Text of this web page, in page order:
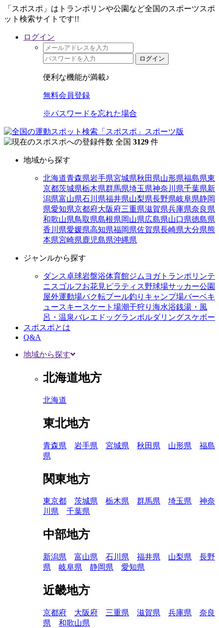
「スポスポ」はトランポリンや公園など全国のスポーツスポ
ット検索サイトです!!
ログイン
ログイン
便利な機能が満載♪
無料会員登録
※パスワードを忘れた場合
全国 3129 件
地域から探す
北海道青森県岩手県宮城県秋田県山形県福島県東
京都茨城県栃木県群馬県埼玉県神奈川県千葉県新
潟県富山県石川県福井県山梨県長野県岐阜県静岡
県愛知県京都府大阪府三重県滋賀県兵庫県奈良県
和歌山県鳥取県島根県岡山県広島県山口県徳島県
香川県愛媛県高知県福岡県佐賀県長崎県大分県熊
本県宮崎県鹿児島県沖縄県
ジャンルから探す
ダンス卓球岩盤浴体育館ジム ヨガトランポリンテ
ニス ゴルフお花見 ピラティス野球場サッカー公園
屋外運動場バク転プール釣り キャンプ場バーベキ
ュースキースケート場潮干狩り 海水浴銭湯・風
呂・温泉バレエ ドッグランボルダリングスケボー
スポスポとは
Q&A
地域から探す
北海道地方
北海道
東北地方
青森県 岩手県 宮城県 秋田県 山形県
福島
県
関東地方
東京都 茨城県 栃木県 群馬県 埼玉県
神奈
川県
千葉県
中部地方
新潟県 富山県 石川県 福井県 山梨県
長野
県
岐阜県 静岡県 愛知県
近畿地方
京都府 大阪府 三重県 滋賀県 兵庫県
奈良
県
和歌山県